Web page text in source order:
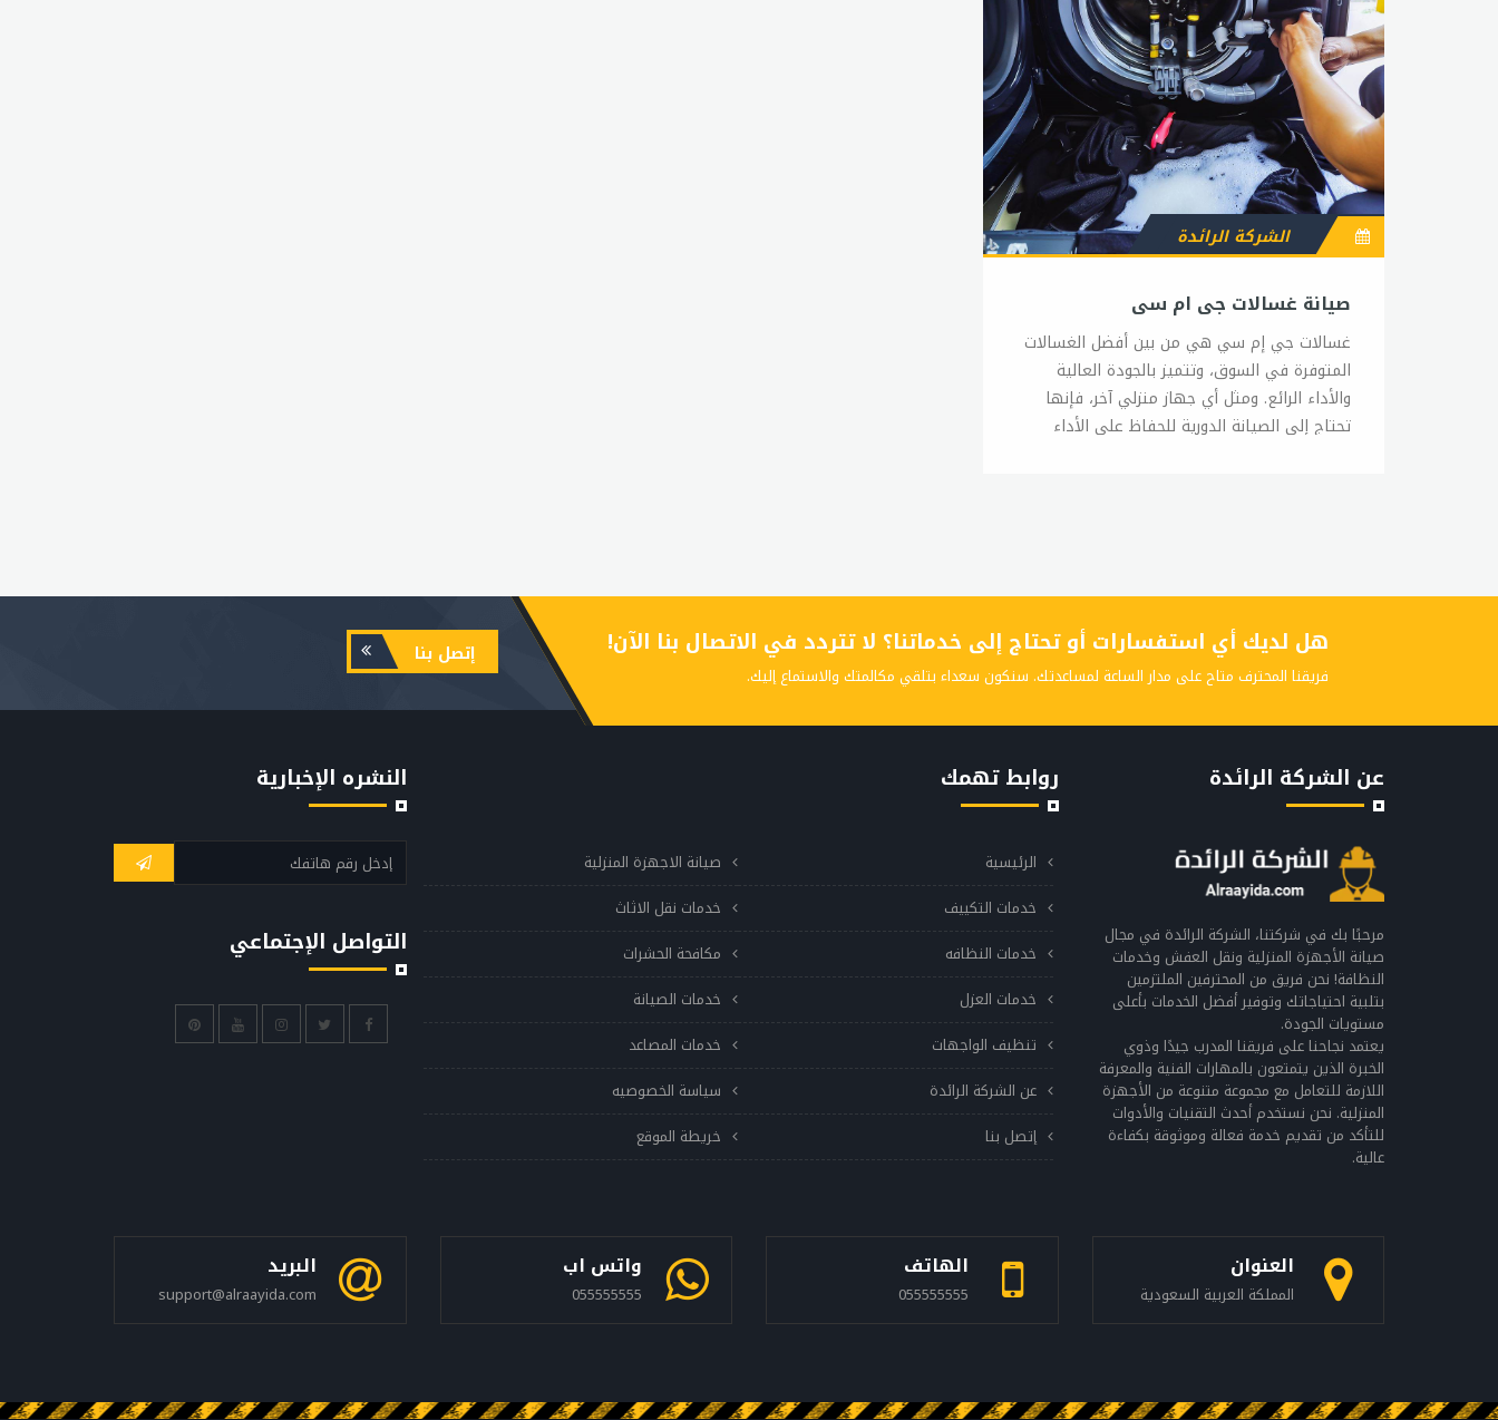
صيانة غسالات جى ام سى
الشركة الرائدة
غسالات جي إم سي هي من بين أفضل الغسالات
المتوفرة في السوق، وتتميز بالجودة العالية
والأداء الرائع. ومثل أي جهاز منزلي آخر، فإنها
تحتاج إلى الصيانة الدورية للحفاظ على الأداء
إلى الحصول على خدمات صيانة فنية. أولاً وقبل
كل شيء، يجب تنظيف الغسالة بشكلٍ دوري. يجب
تنظيف الباب والجزء الداخلي من الغسالة بشكلٍ
دوري باستخدام الماء والصابون اللطيف. كما يجب
على أداء الغسالة العالي. ويجب أيضًا التحقق من
الأنابيب والخراطيم الموصلة للماء بانتظام،
وتحديثها إذا كانت تشير إلى أي علامات على
التلف أو الشروخ. كما يجب فحص الحزام المطاطي
بانتظام واستبداله إذا كان يبدو متعبًا أو تالفًا.
يجب أيضًا فحص الفلاتر والأنابيب الموصلة للماء
وتنظيفها وتغييرها بشكلٍ دوري، لأن الماء الذي
يحتوي على الشوائب والأوساخ قد يؤثر على أداء
الغسالة. وإذا كنت تواجه مشكلة مع غسالتك،
فمن الضروري الاتصال بفني صيانة مؤهل من
sitename لإجراء الإصلاحات اللازمة. ويجب الحرص
على استخدام قطع الغيار الأصلية فقط لتجنب
التعرض للمشاكل في المستقبل. ويجب أن تتم
صيانة الغسالة بانتظام، وفحصها بشكل دوري
لضمان أنها تعمل بشكلٍ صحيح. وعند القيام بأي
إصلاحات أو صيانة، يجب اتباع تعليمات الشركة
سي بانتظام على أداء الغسالة العالي، وتحافظ
على عمر الغسالة الطويل. لذلك، يجب تخصيص
بعض الوقت للعناية بغسالتك، وذلك بتنظيفها
بشكلٍ دوري وفحصها بانتظام. اعطال غسالة جي
بعض الأعطال الشائعة في غسالات جي إم سي
هل لديك أي استفسارات أو تحتاج إلى خدماتنا؟ لا تتردد في الاتصال بنا الآن!
فريقنا المحترف متاح على مدار الساعة لمساعدتك. سنكون سعداء بتلقي مكالمتك والاستماع إليك.
إتصل بنا
عن الشركة الرائدة
مرحبًا بك في شركتنا، الشركة الرائدة في مجال
صيانة الأجهزة المنزلية ونقل العفش وخدمات
النظافة! نحن فريق من المحترفين الملتزمين
بتلبية احتياجاتك وتوفير أفضل الخدمات بأعلى
مستويات الجودة.
يعتمد نجاحنا على فريقنا المدرب جيدًا وذوي
الخبرة الذين يتمتعون بالمهارات الفنية والمعرفة
اللازمة للتعامل مع مجموعة متنوعة من الأجهزة
المنزلية. نحن نستخدم أحدث التقنيات والأدوات
للتأكد من تقديم خدمة فعالة وموثوقة بكفاءة
عالية.
روابط تهمك
الرئيسية
صيانة الاجهزة المنزلية
خدمات التكييف
خدمات نقل الاثاث
خدمات النظافه
مكافحة الحشرات
خدمات العزل
خدمات الصيانة
تنظيف الواجهات
خدمات المصاعد
عن الشركة الرائدة
سياسة الخصوصيه
إتصل بنا
خريطة الموقع
النشره الإخبارية
التواصل الإجتماعي
العنوان
المملكة العربية السعودية
الهاتف
055555555
واتس اب
055555555
البريد
support@alraayida.com